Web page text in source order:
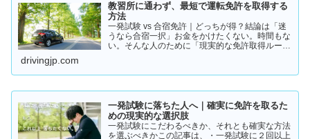
教習所に通わず、最短で運転免許を取得する
方法
一発試験 vs 合宿免許｜どっちが得？結論は「迷
うなら合宿一択」お金をかけたくない。時間もな
い。そんな人のために「現実的な免許取得ルー
2つです。・一発試験…
drivingjp.com
一発試験に落ちた人へ｜確実に免許を取るた
めの現実的な選択肢
一発試験にこだわるべきか、それとも確実な方法
を選ぶべきかこの記事は、・一発試験に２回以上